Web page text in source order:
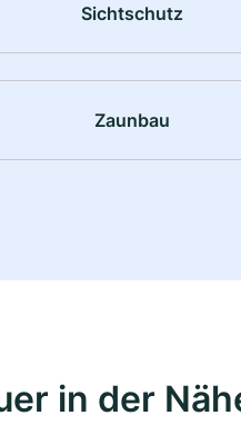
Sichtschutz
Zaunbau
in der